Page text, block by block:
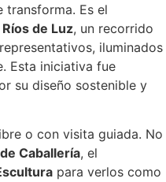
transforma. Es el
Ríos de Luz, un recorrido
iluminados
Esta iniciativa fue
su diseño sostenible y
o con visita guiada. No
Caballería, el
para verlos como